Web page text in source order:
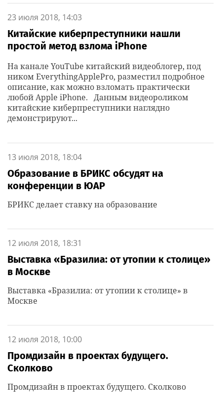
23 июля 2018, 14:03
Китайские киберпреступники нашли
простой метод взлома iPhone
На канале YouTube китайский видеоблогер, под
ником EverythingApplePro, разместил подробное
описание, как можно взломать практически
любой Apple iPhone. Данным видеороликом
китайские киберпреступники наглядно
демонстрируют...
13 июля 2018, 18:04
Образование в БРИКС обсудят на
конференции в ЮАР
БРИКС делает ставку на образование
12 июля 2018, 18:31
Выставка «Бразилиа: от утопии к столице»
в Москве
Выставка «Бразилиа: от утопии к столице» в
Москве
12 июля 2018, 10:00
Промдизайн в проектах будущего.
Сколково
Промдизайн в проектах будущего. Сколково